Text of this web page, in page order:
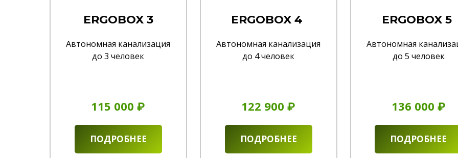
ERGOBOX 3
Автономная канализация
до 3 человек
115 000 ₽
ПОДРОБНЕЕ
ERGOBOX 4
Автономная канализация
до 4 человек
122 900 ₽
ПОДРОБНЕЕ
ERGOBOX 5
Автономная
до 5 человек
136 000 ₽
ПОДРОБНЕЕ